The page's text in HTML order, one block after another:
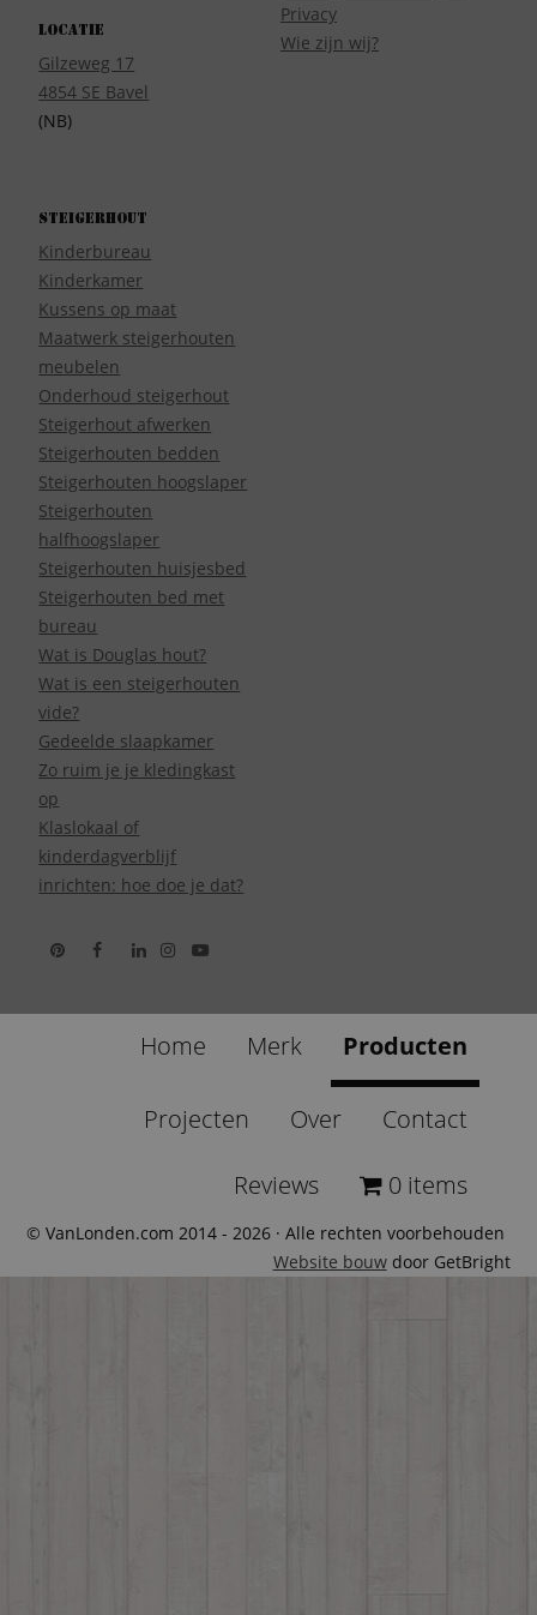
Locatie
Gilzeweg 17
4854 SE Bavel
(NB)
Privacy
Wie zijn wij?
Steigerhout
Kinderbureau
Kinderkamer
Kussens op maat
Maatwerk steigerhouten
meubelen
Onderhoud steigerhout
Steigerhout afwerken
Steigerhouten bedden
Steigerhouten hoogslaper
Steigerhouten
halfhoogslaper
Steigerhouten huisjesbed
Steigerhouten bed met
bureau
Wat is Douglas hout?
Wat is een steigerhouten
vide?
Gedeelde slaapkamer
Zo ruim je je kledingkast
op
Klaslokaal of
kinderdagverblijf
inrichten: hoe doe je dat?
Home Merk Producten
Projecten Over Contact
Reviews 0 items
© VanLonden.com 2014 - 2026 · Alle rechten voorbehouden
Website bouwdoor GetBright